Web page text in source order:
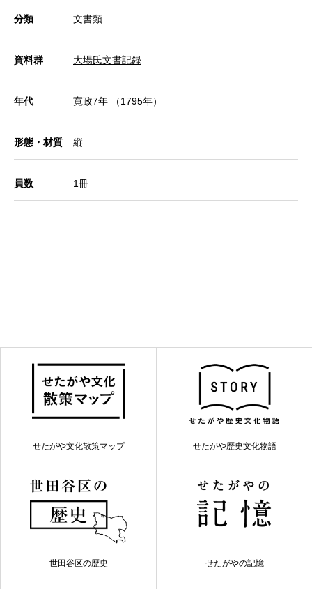
分類 文書類
資料群 大場氏文書記録
年代 寛政7年 （1795年）
形態・材質 縦
員数 1冊
せたがや文化散策マップ せたがや歴史文化物語
世田谷区の歴史 せたがやの記憶